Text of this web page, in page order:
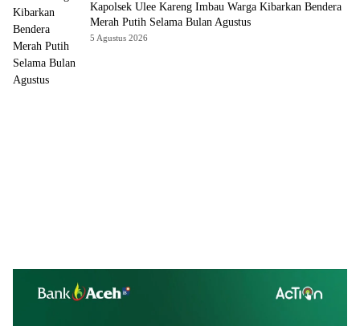
Kapolsek Ulee Kareng Imbau Warga Kibarkan Bendera
Merah Putih Selama Bulan Agustus
5 Agustus 2026